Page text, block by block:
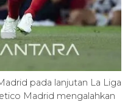
pada lanjutan La Liga
Madrid mengalahkan